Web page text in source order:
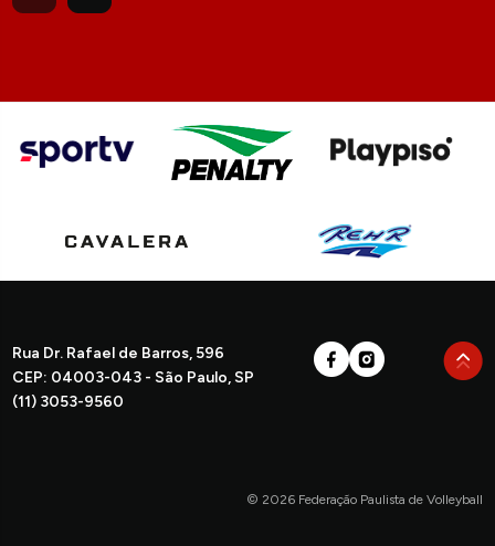
Rua Dr. Rafael de Barros, 596
CEP: 04003-043 - São Paulo, SP
(11) 3053-9560
© 2026 Federação Paulista de Volleyball